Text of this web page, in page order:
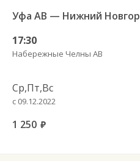
Уфа АВ — Нижний
17:30
Набережные Челны АВ
Ср,Пт,Вс
с 09.12.2022
1 250 руб.